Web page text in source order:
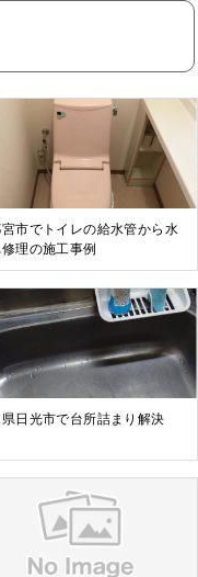
市でトイレの給水管から水
理の施工事例
日光市で台所詰まり解決